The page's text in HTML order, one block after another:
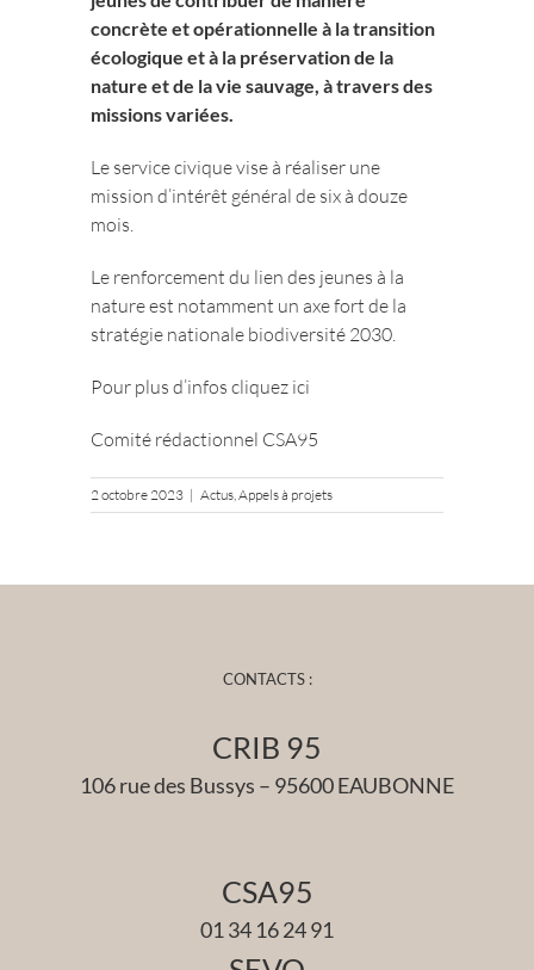
concrète et opérationnelle à la transition
écologique et à la préservation de la
nature et de la vie sauvage, à travers des
missions variées.
Le service civique vise à réaliser une
mission d’intérêt général de six à douze
mois.
Le renforcement du lien des jeunes à la
nature est notamment un axe fort de la
stratégie nationale biodiversité 2030.
Pour plus d’infoscliquez ici
Comité rédactionnel CSA95
2 octobre 2023 | Actus,Appels à projets
CONTACTS :
CRIB 95
106 rue des Bussys – 95600 EAUBONNE
CSA95
01 34 16 24 91